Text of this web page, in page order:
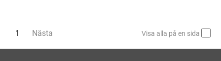
Du är på sida
1 Nästa Visa alla på en sida